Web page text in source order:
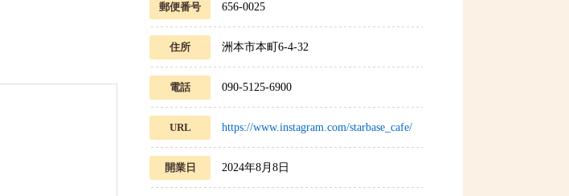
郵便番号 656-0025
住所 洲本市本町6-4-32
電話 090-5125-6900
URL https://www.instagram.com/starbase_cafe/
開業日 2024年8月8日